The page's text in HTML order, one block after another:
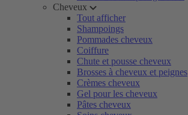
Cheveux
Tout afficher
Shampoings
Pommades cheveux
Coiffure
Chute et pousse cheveux
Brosses à cheveux et peignes
Crèmes cheveux
Gel pour les cheveux
Pâtes cheveux